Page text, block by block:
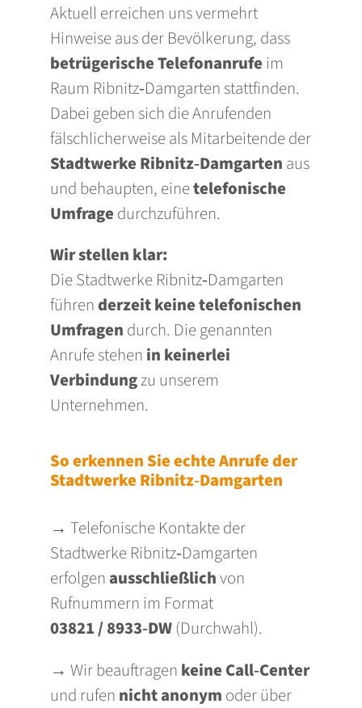
Aktuell erreichen uns vermehrt
Hinweise aus der Bevölkerung, dass
betrügerische Telefonanrufe im
Raum Ribnitz‑Damgarten stattfinden.
Dabei geben sich die Anrufenden
fälschlicherweise als Mitarbeitende der
Stadtwerke Ribnitz‑Damgarten aus
und behaupten, einetelefonische
Umfrage durchzuführen.
Wir stellen klar:
Die Stadtwerke Ribnitz‑Damgarten
führenderzeit keine telefonischen
Umfragen durch. Die genannten
Anrufe stehen in keinerlei
Verbindungzu unserem
Unternehmen.
So erkennen Sie echte Anrufe der
Stadtwerke Ribnitz‑Damgarten
→ Telefonische Kontakte der
Stadtwerke Ribnitz‑Damgarten
erfolgen ausschließlichvon
Rufnummern im Format
03821 / 8933‑DW(Durchwahl).
→ Wir beauftragen keine Call‑Center
und rufen nicht anonym oder über